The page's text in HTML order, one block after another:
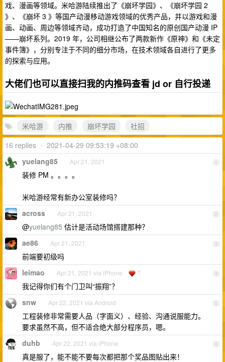
戏、漫画等领域。米哈游陆续推出了《崩坏学园》、《崩坏学园 2
》、《崩坏 3 》等国产动漫移动游戏领域的优秀产品，并以游戏和漫
画、动画、周边等领域齐动，成功打造了中国知名的原创国产动漫 IP
——崩坏系列。2019 年，公司相继公布了两款新作《原神》和《未定
事件簿》，分别专注于不同的细分市场，在技术领域各自进行了更多
的探索与应用。
大佬们也可以直接扫我的内推码查看 jd or 自行投递
米哈游 内推 崩坏学园
社招
16 replies • 2021-04-29 09:53:19 +08:00
1
yuelang85 Apr 21, 2021
装修 PM 。。。。
米哈游经常有新办公室装修吗？
2
across Apr 21, 2021
@yuelang85 估计是活动场馆搭建那种？
3
ae86 Apr 21, 2021
前端要初级吗
4
leimao Apr 21, 2021 via iPhone 7
我记得你们有个门卫叫“振翔”？
5
snw Apr 22, 2021 via Android
工程装修非常需要人品（字面义）、经验、沟通说服能力。
要求虽然不高，但不适合绝大部分程序员，嗯。
6
duhb Apr 22, 2021 via iPhone
真是服了，能不能不要每次都把那个奖品图贴出来！